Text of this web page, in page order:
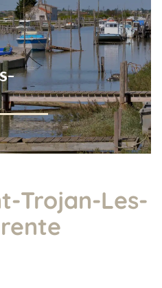
Trojan-Les-